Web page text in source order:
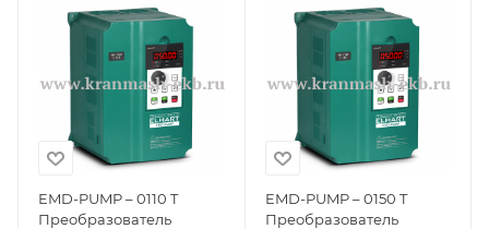
EMD-PUMP – 0110 T
Преобразователь
EMD-PUMP – 0150 T
Преобразователь